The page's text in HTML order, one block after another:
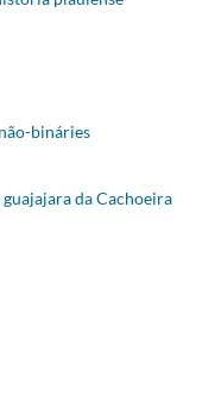
bináries
da Cachoeira